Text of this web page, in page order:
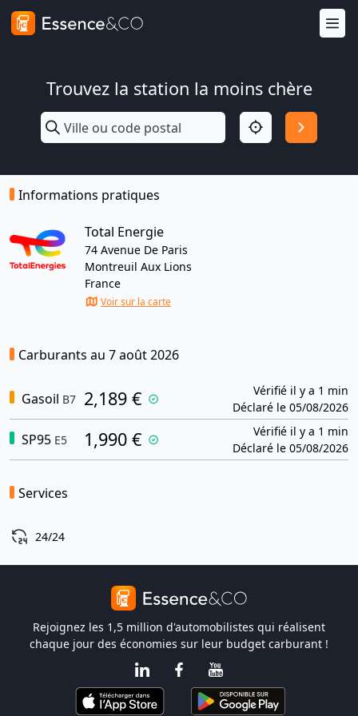
Trouvez la station la moins chère
Informations pratiques
Total Energie
74 Avenue De Paris
Montreuil Aux Lions
France
Voir sur la carte
Carburants au 7 août 2026
Gasoil B7 2,189 €
Vérifié il y a 1 min
Déclaré le 05/08/2026
SP95 E5 1,990 €
Vérifié il y a 1 min
Déclaré le 05/08/2026
Services
24/24
Rejoignez les 1,5 million d'automobilistes qui réalisent
chaque jour des économies sur leur budget carburant !